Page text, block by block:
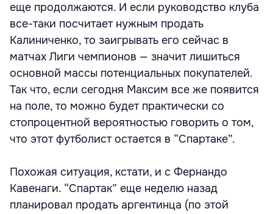
еще продолжаются. И если руководство клуба
все-таки посчитает нужным продать
Калиниченко, то заигрывать его сейчас в
матчах Лиги чемпионов — значит лишиться
основной массы потенциальных покупателей.
Так что, если сегодня Максим все же появится
на поле, то можно будет практически со
стопроцентной вероятностью говорить о том,
что этот футболист остается в “Спартаке”.
Похожая ситуация, кстати, и с Фернандо
Кавенаги. “Спартак” еще неделю назад
планировал продать аргентинца (по этой